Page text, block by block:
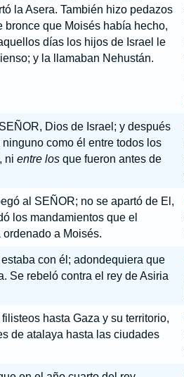
la Asera. También hizo pedazos
bronce que Moisés había hecho,
días los hijos de Israel le
y la llamaban Nehustán.
Dios de Israel; y después
como él entre todos los
ni entre losque fueron antes de
al SEÑOR; no se apartó de El,
los mandamientos que el
a Moisés.
con él; adondequiera que
Se rebeló contra el rey de Asiria
hasta Gaza y su territorio,
de atalaya hasta las ciudades